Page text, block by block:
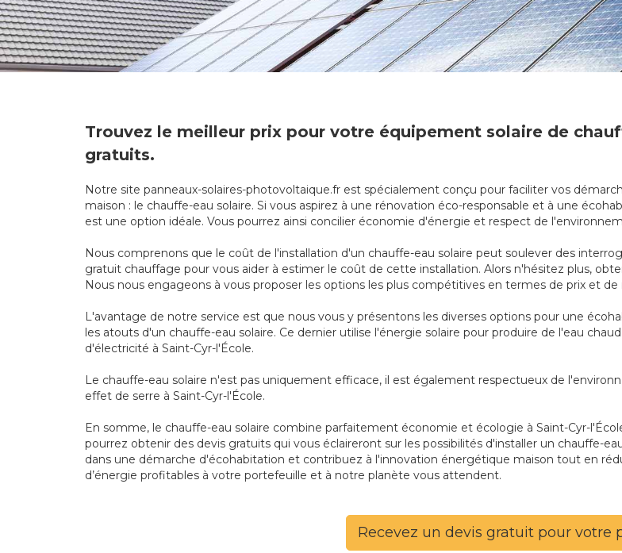
Trouvez le meilleur prix pour votre équipement solaire de
gratuits.
Notre site panneaux-solaires-photovoltaique.fr est spécialement conçu pour faciliter vos
maison : le chauffe-eau solaire. Si vous aspirez à une rénovation éco-responsable et à une
est une option idéale. Vous pourrez ainsi concilier économie d'énergie et respect de
Nous comprenons que le coût de l'installation d'un chauffe-eau solaire peut soulever des
gratuit chauffage pour vous aider à estimer le coût de cette installation. Alors n'hésitez plus,
Nous nous engageons à vous proposer les options les plus compétitives en termes de prix et
L'avantage de notre service est que nous vous y présentons les diverses options pour une
les atouts d'un chauffe-eau solaire. Ce dernier utilise l'énergie solaire pour produire de l'eau
d'électricité à Saint-Cyr-l'École.
Le chauffe-eau solaire n'est pas uniquement efficace, il est également respectueux de
effet de serre à Saint-Cyr-l'École.
En somme, le chauffe-eau solaire combine parfaitement économie et écologie à Saint-Cyr-
pourrez obtenir des devis gratuits qui vous éclaireront sur les possibilités d'installer un chauffe-
dans une démarche d'écohabitation et contribuez à l'innovation énergétique maison tout en
d’énergie profitables à votre portefeuille et à notre planète vous attendent.
Recevez un devis gratuit pour votre